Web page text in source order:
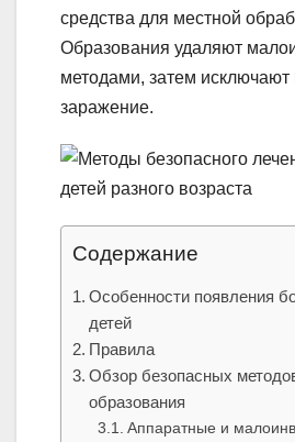
средства для местной
Образования удаляют
методами, затем исключают
заражение.
Содержание
Особенности появления
детей
Правила
Обзор безопасных
образования
Аппаратные и